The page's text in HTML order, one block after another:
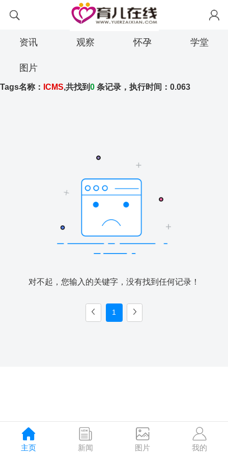
资讯 观察 怀孕 学堂
图片
Tags名称： ICMS ,共找到0 条记录，执行时间：0.063
对不起，您输入的关键字，没有找到任何记录！
1
主页 新闻 图片 我的